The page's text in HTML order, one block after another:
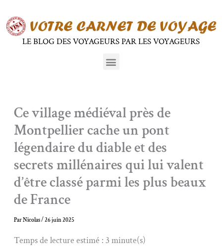
au
contenuLE BLOG DES VOYAGEURS PAR LES VOYAGEURS
Menu
Ce village médiéval près de
Montpellier cache un pont
légendaire du diable et des
secrets millénaires qui lui valent
d’être classé parmi les plus beaux
de France
ParNicolas/26 juin 2025
Temps de lecture estimé : 3 minute(s)